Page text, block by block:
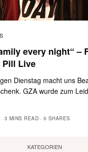
every night“ –
Pill Live
Dienstag macht uns
GZA wurde zum
3 MINS READ 0 SHARES
KATEGORIEN